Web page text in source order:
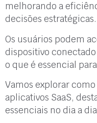
melhorando a
decisões estratégicas.
Os usuários podem
dispositivo
o que é essencial
Vamos explorar
aplicativos SaaS,
essenciais no dia a